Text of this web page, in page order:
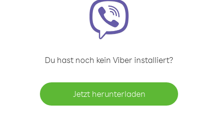
Du hast noch kein Viber installiert?
Jetzt herunterladen